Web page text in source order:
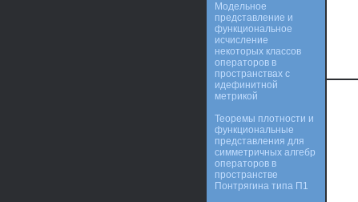
Модельное
представление и
функциональное
исчисление
некоторых классов
операторов в
пространствах с
идефинитной
метрикой
Теоремы плотности и
функциональные
представления для
симметричных алгебр
операторов в
пространстве
Понтрягина типа П1